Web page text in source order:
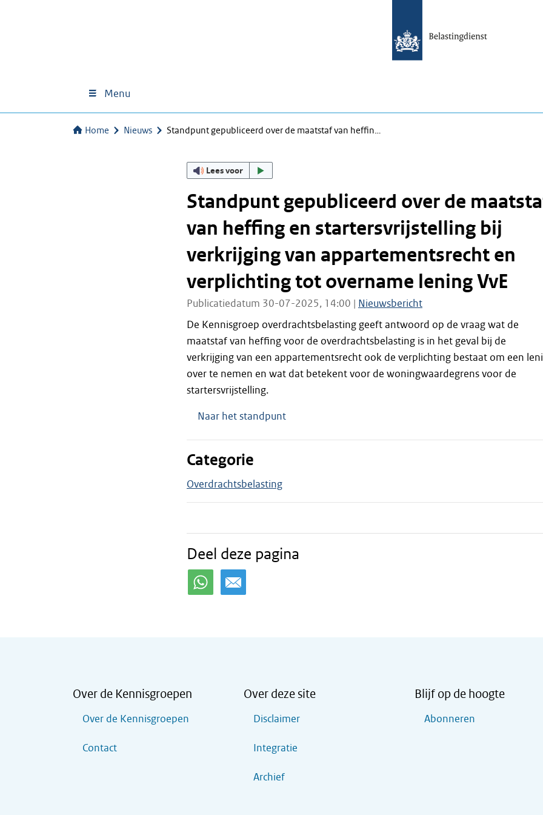
Menu
Home Nieuws Standpunt gepubliceerd over de maatstaf van heffin…
Lees voor
Standpunt gepubliceerd over de
van heffing en startersvrijstelling bij
verkrijging van appartementsrecht en
verplichting tot overname lening VvE
Publicatiedatum 30-07-2025, 14:00 | Nieuwsbericht
De Kennisgroep overdrachtsbelasting geeft antwoord op de vraag wat de
maatstaf van heffing voor de overdrachtsbelasting is in het geval bij de
verkrijging van een appartementsrecht ook de verplichting bestaat om een
over te nemen en wat dat betekent voor de woningwaardegrens voor de
startersvrijstelling.
Naar het standpunt
Categorie
Overdrachtsbelasting
Deel deze pagina
Over de Kennisgroepen
Over de Kennisgroepen
Contact
Over deze site
Disclaimer
Integratie
Archief
Blijf op de hoogte
Abonneren